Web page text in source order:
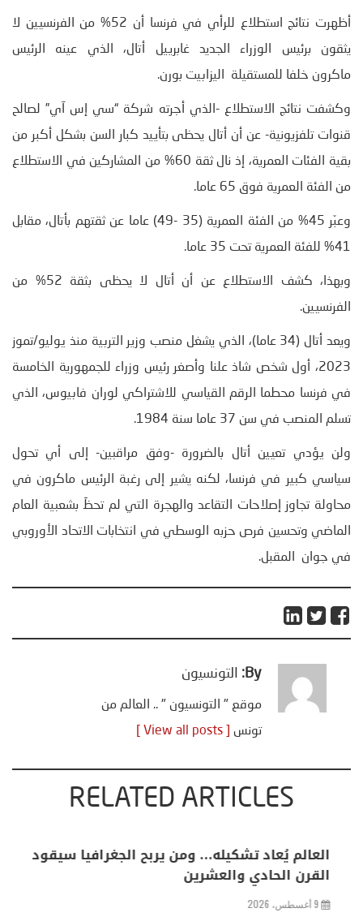
أظهرت نتائج استطلاع للرأي في فرنسا أن 52% من الفرنسيين لا
يثقون برئيس الوزراء الجديد غابرييل أتال، الذي عينه الرئيس
ماكرون خلفا للمستقيلة اليزابيت بورن.
وكشفت نتائج الاستطلاع -الذي أجرته شركة “سي إس آي” لصالح
قنوات تلفزيونية- عن أن أتال يحظى بتأييد كبار السن بشكل أكبر من
بقية الفئات العمرية، إذ نال ثقة 60% من المشاركين في الاستطلاع
من الفئة العمرية فوق 65 عاما.
وعبّر 45% من الفئة العمرية (35 -49) عاما عن ثقتهم بأتال، مقابل
41% للفئة العمرية تحت 35 عاما.
وبهذا، كشف الاستطلاع عن أن أتال لا يحظى بثقة 52% من
الفرنسيين.
ويعد أتال (34 عاما)، الذي يشغل منصب وزير التربية منذ يوليو/تموز
2023، أول شخص شاذ علنا وأصغر رئيس وزراء للجمهورية الخامسة
في فرنسا محطما الرقم القياسي للاشتراكي لوران فابيوس، الذي
تسلم المنصب في سن 37 عاما سنة 1984.
ولن يؤدي تعيين أتال بالضرورة -وفق مراقبين- إلى أي تحول
سياسي كبير في فرنسا، لكنه يشير إلى رغبة الرئيس ماكرون في
محاولة تجاوز إصلاحات التقاعد والهجرة التي لم تحظَ بشعبية العام
الماضي وتحسين فرص حزبه الوسطي في انتخابات الاتحاد الأوروبي
في جوان المقبل.
By: التونسيون
موقع " التونسيون " .. العالم من
تونس
RELATED ARTICLES
خليفة بن سالم يكتب: “من سبتة إلى كييف .. أوروبا
في مواجهة حصار متعدد الجبهات”
2 أغسطس، 2026